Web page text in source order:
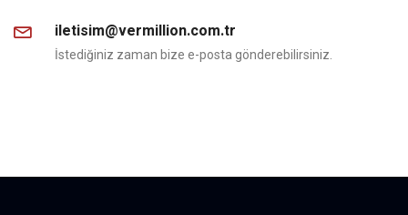
iletisim@vermillion.com.tr
İstediğiniz zaman bize e-posta gönderebilirsiniz.